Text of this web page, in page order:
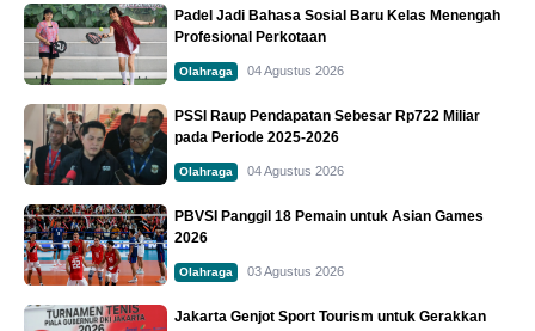
Padel Jadi Bahasa Sosial Baru Kelas Menengah
Profesional Perkotaan
Olahraga 04 Agustus 2026
PSSI Raup Pendapatan Sebesar Rp722 Miliar
pada Periode 2025-2026
Olahraga 04 Agustus 2026
PBVSI Panggil 18 Pemain untuk Asian Games
2026
Olahraga 03 Agustus 2026
Jakarta Genjot Sport Tourism untuk Gerakkan